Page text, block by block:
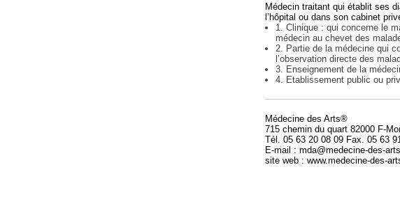
Médecin traitant qui établit ses
l’hôpital ou dans son cabinet
1. Clinique : qui concerne le
médecin au chevet des
2. Partie de la médecine qui
l’observation directe des
3. Enseignement de la
4. Etablissement public ou
Médecine des Arts®
715 chemin du quart 82000 F-
Tél. 05 63 20 08 09 Fax. 05 63
E-mail : mda@medecine-des-
site web : www.medecine-des-